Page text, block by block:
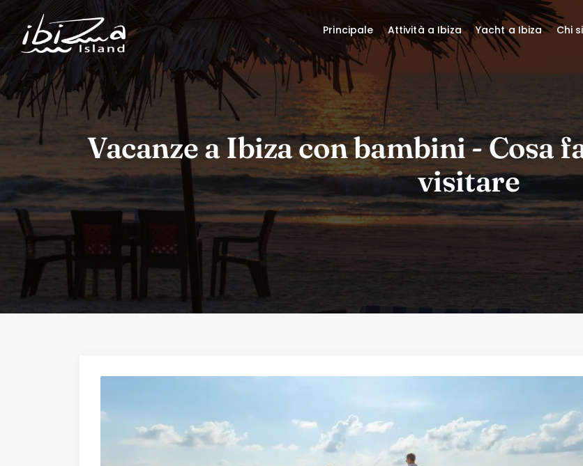
Vacanze a Ibiza con bambini - Cosa
visitare
Principale Attività a Ibiza Yacht a Ibiza Chi